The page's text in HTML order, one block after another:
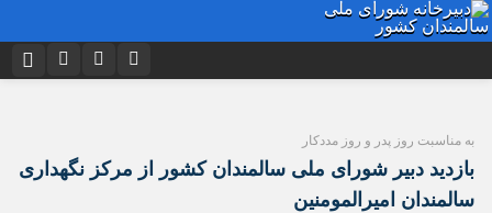
توییتر
آپارات رمز عبور
به مناسبت روز پدر و روز مددکار
بازدید دبیر شورای ملی سالمندان کشور از مرکز نگهداری
سالمندان امیرالمومنین
دیدگاه های ارسال شده توسط شما، پس از تایید توسط تیم مدیریت در وب
منتشر خواهد شد.
پیام هایی که حاوی تهمت یا افترا باشد منتشر نخواهد شد.